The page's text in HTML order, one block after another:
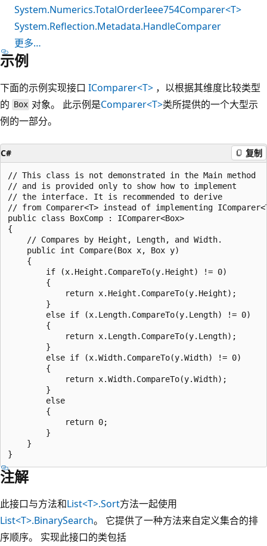
System.Numerics.TotalOrderIeee754Comparer<T>
System.Reflection.Metadata.HandleComparer
更多…
示例
下面的示例实现接口 IComparer<T> ，以根据其维度比较类型
的 Box 对象。 此示例是Comparer<T>类所提供的一个大型示
例的一部分。
C# 复制
// This class is not demonstrated in the Main method
// and is provided only to show how to implement
// the interface. It is recommended to derive
// from Comparer<T> instead of implementing
public class BoxComp : IComparer<Box>
{
    // Compares by Height, Length, and Width.
    public int Compare(Box x, Box y)
    {
        if (x.Height.CompareTo(y.Height) != 0)
        {
            return x.Height.CompareTo(y.Height);
        }
        else if (x.Length.CompareTo(y.Length) != 0)
        {
            return x.Length.CompareTo(y.Length);
        }
        else if (x.Width.CompareTo(y.Width) != 0)
        {
            return x.Width.CompareTo(y.Width);
        }
        else
        {
            return 0;
        }
    }
注解
此接口与方法和List<T>.Sort方法一起使用
List<T>.BinarySearch。 它提供了一种方法来自定义集合的排
序顺序。 实现此接口的类包括